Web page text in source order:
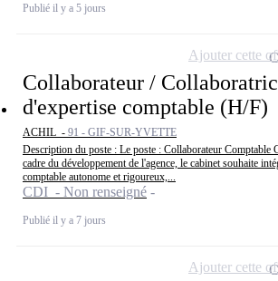
Publié il y a 5 jours
Collaborateur /
d'expertise comptable (H/F)
ACHIL - 91 - GIF-SUR-YVETTE
Description du poste : Le poste : Collaborateur Comptable
cadre du développement de l'agence, le cabinet souhaite
comptable autonome et rigoureux,...
CDI - Non renseigné
Publié il y a 7 jours
Ajouter cette
Ajouter cette